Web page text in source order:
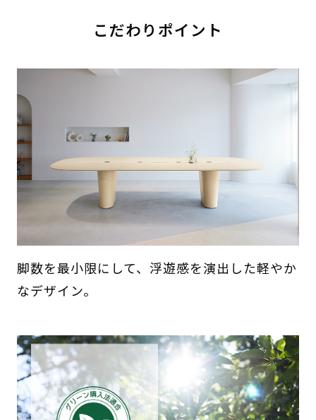
こだわりポイント
脚数を最小限にして、浮遊感を演出した軽やか
なデザイン。